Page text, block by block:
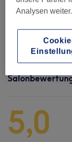
5,0
Analysen weiter.